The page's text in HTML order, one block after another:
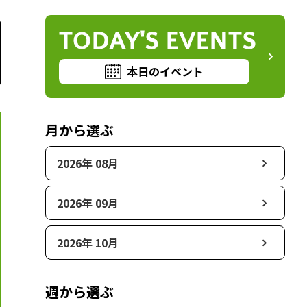
TODAY'S EVENTS
本日のイベント
月から選ぶ
2026年 08月
2026年 09月
2026年 10月
週から選ぶ